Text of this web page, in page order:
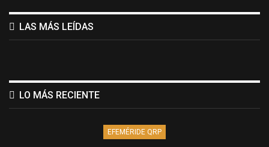
LAS MÁS LEÍDAS
LO MÁS RECIENTE
EFEMÉRIDE QRP